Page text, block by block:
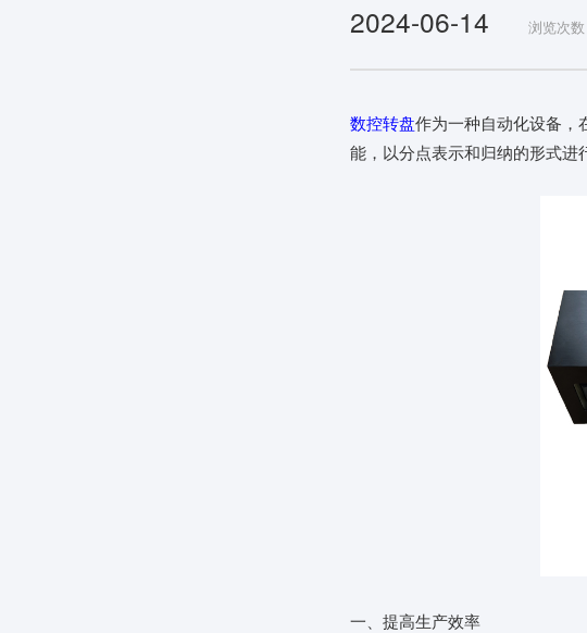
2024-06-14 浏览次
数控转盘作为一种自动化设备，
能，以分点表示和归纳的形式进
一、提高生产效率